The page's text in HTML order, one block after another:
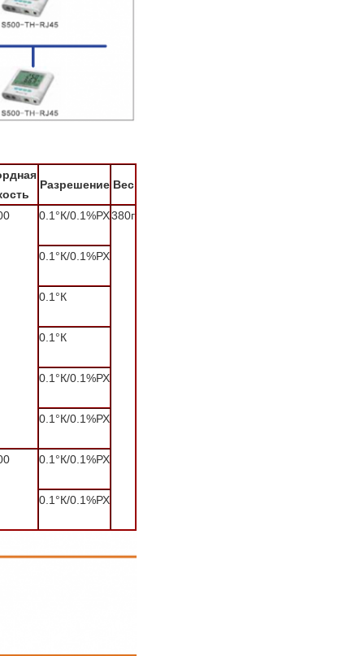
Разрешение Вес
0.1°К/0.1%РХ380г
0.1°К/0.1%РХ
0.1°К
0.1°К
0.1°К/0.1%РХ
0.1°К/0.1%РХ
0.1°К/0.1%РХ
0.1°К/0.1%РХ